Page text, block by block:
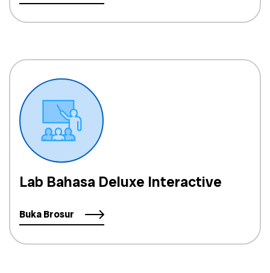
Lab Bahasa Deluxe Interactive
Buka Brosur